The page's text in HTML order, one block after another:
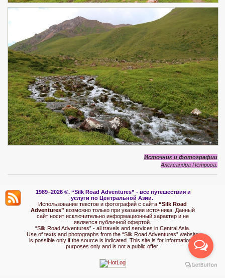
Источник и фотографии
Александра Петрова.
1989–2026 ©. “Silk Road Adventures” - все путешествия и
услуги по Центральной Азии.
Использование текстов и фотографий с сайта “Silk Road
Adventures” возможно только при указании источника. Данный
сайт носит исключительно информационный характер и не
является публичной офертой.
“Silk Road Adventures” - all travels and services in Central Asia.
Use of texts and photographs from the “Silk Road Adventures” website
is possible only if the source is indicated. This site is for informational
purposes only and is not a public offer.